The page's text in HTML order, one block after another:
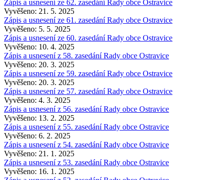
Zápis a usnesení ze 62. zasedání Rady obce Ostravice
Vyvěšeno: 21. 5. 2025
Zápis a usnesení ze 61. zasedání Rady obce Ostravice
Vyvěšeno: 5. 5. 2025
Zápis a usnesení ze 60. zasedání Rady obce Ostravice
Vyvěšeno: 10. 4. 2025
Zápis a usnesení z 58. zasedání Rady obce Ostravice
Vyvěšeno: 20. 3. 2025
Zápis a usnesení ze 59. zasedání Rady obce Ostravice
Vyvěšeno: 20. 3. 2025
Zápis a usnesení ze 57. zasedání Rady obce Ostravice
Vyvěšeno: 4. 3. 2025
Zápis a usnesení z 56. zasedání Rady obce Ostravice
Vyvěšeno: 13. 2. 2025
Zápis a usnesení z 55. zasedání Rady obce Ostravice
Vyvěšeno: 6. 2. 2025
Zápis a usnesení z 54. zasedání Rady obce Ostravice
Vyvěšeno: 21. 1. 2025
Zápis a usnesení z 53. zasedání Rady obce Ostravice
Vyvěšeno: 16. 1. 2025